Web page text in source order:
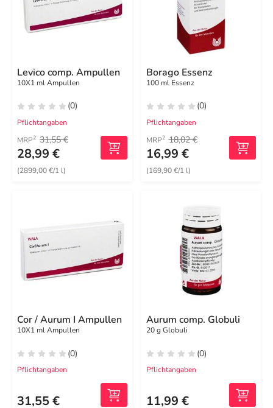
Levico comp. Ampullen
10X1 ml Ampullen
(0)
Pflichtangaben
MRP2 31,55 €
28,99 €
(2899,00 €/1 l)
Borago Essenz
100 ml Essenz
(0)
Pflichtangaben
MRP2 18,02 €
16,99 €
(169,90 €/1 l)
Cor / Aurum I Ampullen
10X1 ml Ampullen
(0)
Pflichtangaben
31,55 €
Aurum comp. Globuli
20 g Globuli
(0)
Pflichtangaben
11,99 €